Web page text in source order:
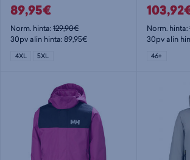
89,95€
Norm. hinta:129,90€
30pv alin hinta: 89,95€
4XL 5XL
Norm. hinta:
30pv alin
46+